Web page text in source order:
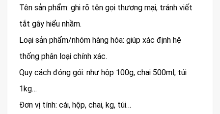
Tên sản phẩm: ghi rõ tên gọi thương mại, tránh viết
tắt gây hiểu nhầm.
Loại sản phẩm/nhóm hàng hóa: giúp xác định hệ
thống phân loại chính xác.
Quy cách đóng gói: như hộp 100g, chai 500ml, túi
1kg…
Đơn vị tính: cái, hộp, chai, kg, túi…